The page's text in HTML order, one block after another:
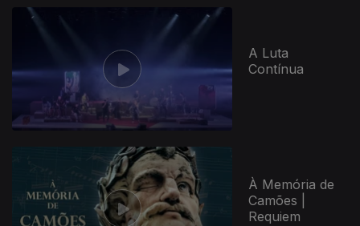
A Luta
Contínua
À Memória de
Camões |
Requiem